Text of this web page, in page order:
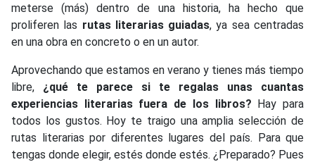
meterse (más) dentro de una historia, ha hecho que
proliferen las rutas literarias guiadas, ya sea centradas
en una obra en concreto o en un autor.
Aprovechando que estamos en verano y tienes más tiempo
libre, ¿qué te parece si te regalas unas cuantas
experiencias literarias fuera de los libros? Hay para
todos los gustos. Hoy te traigo una amplia selección de
rutas literarias por diferentes lugares del país. Para que
tengas donde elegir, estés donde estés. ¿Preparado? Pues